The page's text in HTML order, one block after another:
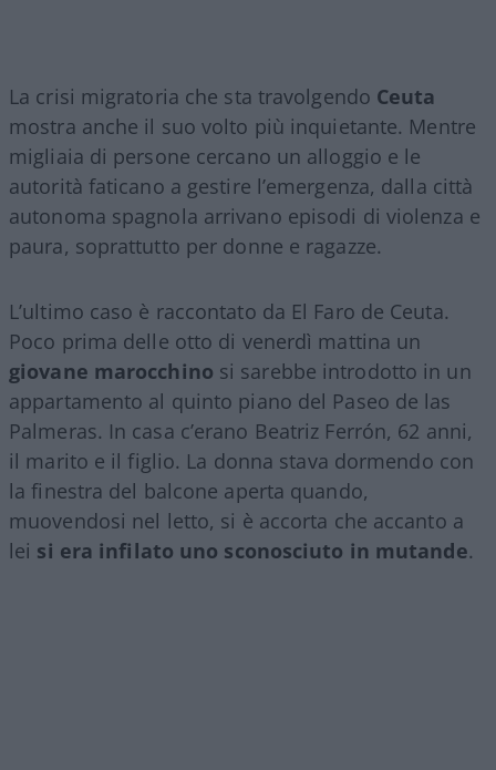
La crisi migratoria che sta travolgendo Ceuta
mostra anche il suo volto più inquietante. Mentre
migliaia di persone cercano un alloggio e le
autorità faticano a gestire l’emergenza, dalla città
autonoma spagnola arrivano episodi di violenza e
paura, soprattutto per donne e ragazze.
L’ultimo caso è raccontato da El Faro de Ceuta.
Poco prima delle otto di venerdì mattina un
giovane marocchino si sarebbe introdotto in un
appartamento al quinto piano del Paseo de las
Palmeras. In casa c’erano Beatriz Ferrón, 62 anni,
il marito e il figlio. La donna stava dormendo con
la finestra del balcone aperta quando,
muovendosi nel letto, si è accorta che accanto a
lei si era infilato uno sconosciuto in mutande.